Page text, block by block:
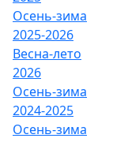
Осень-зима
2025-2026
Весна-лето
2026
Осень-зима
2024-2025
Осень-зима